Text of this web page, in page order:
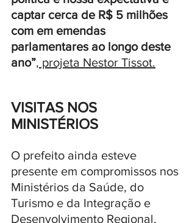
captar cerca de R$ 5 milhões
com em emendas
parlamentares ao longo deste
ano”, projeta Nestor Tissot.
VISITAS NOS
MINISTÉRIOS
O prefeito ainda esteve
presente em compromissos nos
Ministérios da Saúde, do
Turismo e da Integração e
Desenvolvimento Regional,